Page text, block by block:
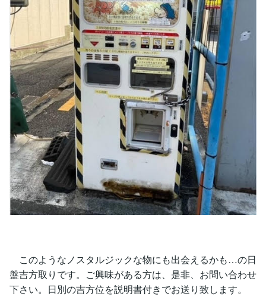
このようなノスタルジックな物にも出会えるかも…の日
盤吉方取りです。ご興味がある方は、是非、お問い合わせ
下さい。日別の吉方位を説明書付きでお送り致します。